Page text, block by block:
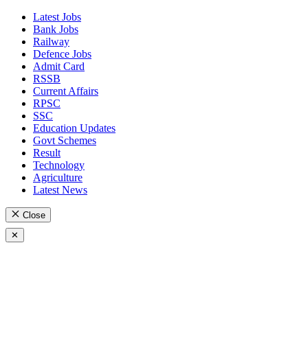
Latest Jobs
Bank Jobs
Railway
Defence Jobs
Admit Card
RSSB
Current Affairs
RPSC
SSC
Education Updates
Govt Schemes
Result
Technology
Agriculture
Latest News
Close
✕